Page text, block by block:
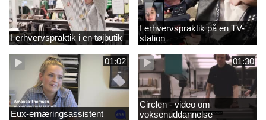
I erhvervspraktik i en tøjbutik
I erhvervspraktik på en TV-
station
01:02
Eux-ernæringsassistent
01:30
Circlen - video om
voksenuddannelse